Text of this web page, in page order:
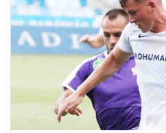
SZURKOLÓI